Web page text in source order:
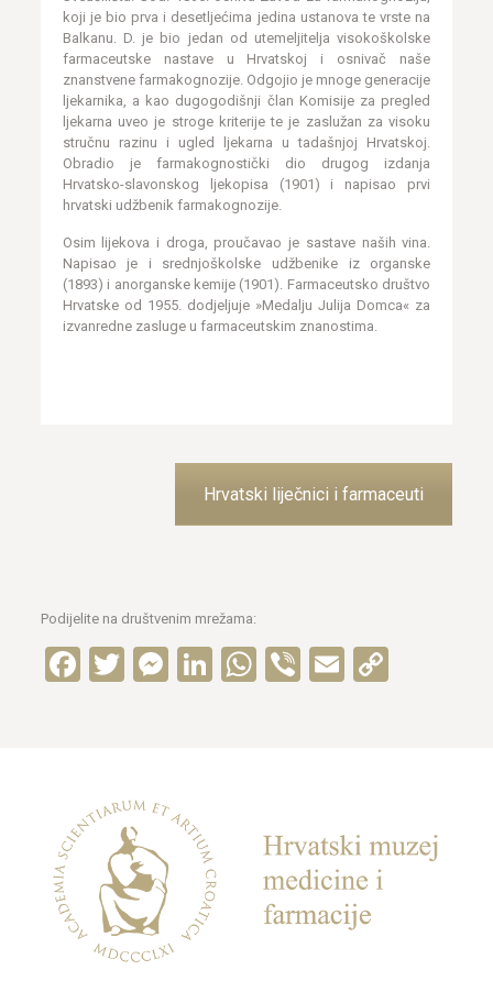
koji je bio prva i desetljećima jedina ustanova te vrste na
Balkanu. D. je bio jedan od utemeljitelja visokoškolske
farmaceutske nastave u Hrvatskoj i osnivač naše
znanstvene farmakognozije. Odgojio je mnoge generacije
ljekarnika, a kao dugogodišnji član Komisije za pregled
ljekarna uveo je stroge kriterije te je zaslužan za visoku
stručnu razinu i ugled ljekarna u tadašnjoj Hrvatskoj.
Obradio je farmakognostički dio drugog izdanja
Hrvatsko-slavonskog ljekopisa (1901) i napisao prvi
hrvatski udžbenik farmakognozije.
Osim lijekova i droga, proučavao je sastave naših vina.
Napisao je i srednjoškolske udžbenike iz organske
(1893) i anorganske kemije (1901). Farmaceutsko društvo
Hrvatske od 1955. dodjeljuje »Medalju Julija Domca« za
izvanredne zasluge u farmaceutskim znanostima.
Hrvatski liječnici i farmaceuti
Podijelite na društvenim mrežama:
Facebook
Twitter
Messenger
LinkedIn
WhatsApp
ViberEmailCopy